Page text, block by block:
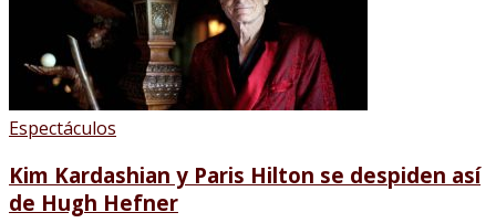
Espectáculos
Kim Kardashian y Paris Hilton se despiden así
de Hugh Hefner